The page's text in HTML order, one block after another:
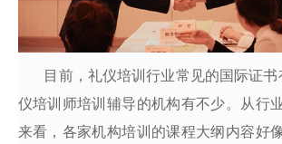
目前，礼仪培训行业常见的国际证书
仪培训师培训辅导的机构有不少。从行
来看，各家机构培训的课程大纲内容好